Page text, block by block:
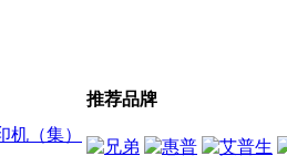
机（集）
推荐品牌